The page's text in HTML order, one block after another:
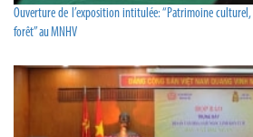
Ouverture de l’exposition intitulée: “Patrimoine
forêt” au MNHV